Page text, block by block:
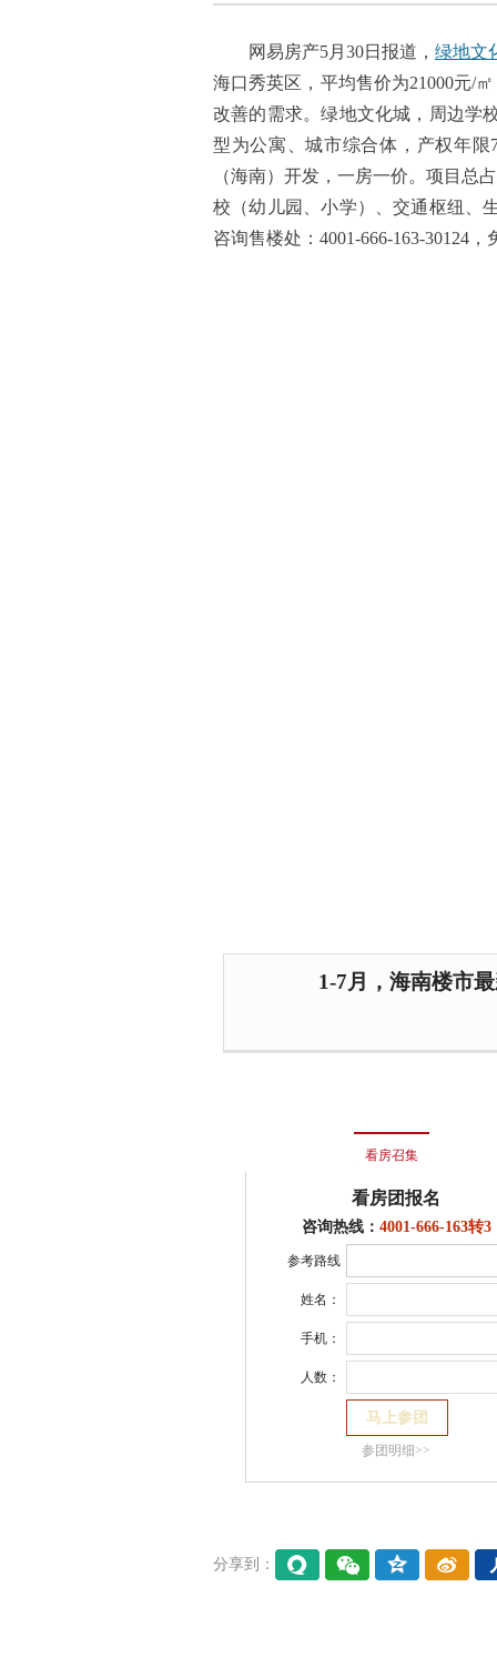
网易房产5月30日报道， 绿地文
海口秀英区，平均售价为21000元/
改善的需求。绿地文化城，周边学
型为公寓、城市综合体，产权年
（海南）开发，一房一价。项目总
校（幼儿园、小学）、交通枢纽、
咨询售楼处：4001-666-163-30124
1-7月，海南楼市
看房召集
看房团报名
咨询热线： 4001-666-163转3
参考路线
姓名：
手机：
人数：
参团明细>>
分享到：